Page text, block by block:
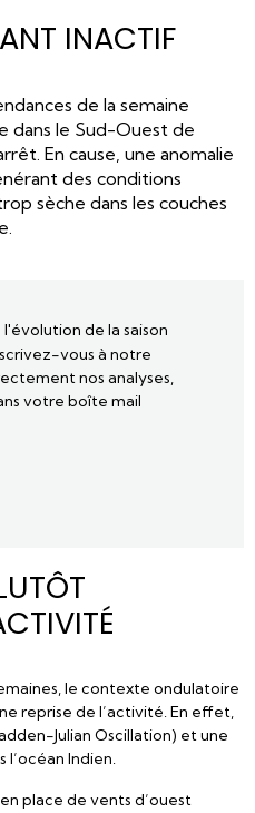
INACTIF
de la semaine
dans le Sud-Ouest de
En cause, une anomalie
des conditions
sèche dans les couches
de la saison
vous à notre
nos analyses,
votre boîte mail
le contexte ondulatoire
reprise de l’activité. En effet,
Julian Oscillation) et une
l’océan Indien.
place de vents d’ouest